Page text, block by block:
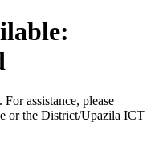
assistance, please
or the District/Upazila ICT